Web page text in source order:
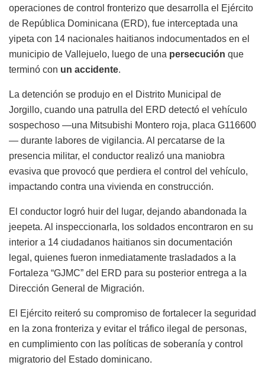
operaciones de control fronterizo que desarrolla el Ejército
de República Dominicana (ERD), fue interceptada una
yipeta con 14 nacionales haitianos indocumentados en el
municipio de Vallejuelo, luego de una persecución que
terminó con un accidente.
La detención se produjo en el Distrito Municipal de
Jorgillo, cuando una patrulla del ERD detectó el vehículo
sospechoso —una Mitsubishi Montero roja, placa G116600
— durante labores de vigilancia. Al percatarse de la
presencia militar, el conductor realizó una maniobra
evasiva que provocó que perdiera el control del vehículo,
impactando contra una vivienda en construcción.
El conductor logró huir del lugar, dejando abandonada la
jeepeta. Al inspeccionarla, los soldados encontraron en su
interior a 14 ciudadanos haitianos sin documentación
legal, quienes fueron inmediatamente trasladados a la
Fortaleza “GJMC” del ERD para su posterior entrega a la
Dirección General de Migración.
El Ejército reiteró su compromiso de fortalecer la seguridad
en la zona fronteriza y evitar el tráfico ilegal de personas,
en cumplimiento con las políticas de soberanía y control
migratorio del Estado dominicano.